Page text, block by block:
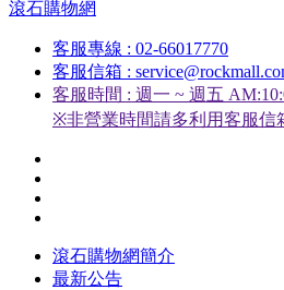
滾石購物網
客服專線 : 02-66017770
客服信箱 :
客服時間 : 週一 ~ 週五
※非營業時間請多利用客服信
滾石購物網簡介
最新公告